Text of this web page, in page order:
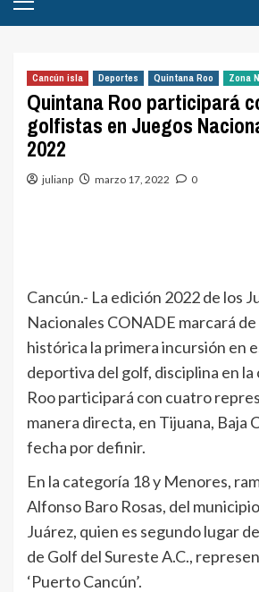
principal
Cancún isla Deportes Quintana Roo Zona
Quintana Roo participará
golfistas en Juegos
2022
julianp marzo 17, 2022 0
Cancún.- La edición 2022 de los
Nacionales CONADE marcará
histórica la primera incursión en
deportiva del golf, disciplina en la
Roo participará con cuatro
manera directa, en Tijuana, Baja
fecha por definir.
En la categoría 18 y Menores,
Alfonso Baro Rosas, del
Juárez, quien es segundo lugar
de Golf del Sureste A.C.,
‘Puerto Cancún’.